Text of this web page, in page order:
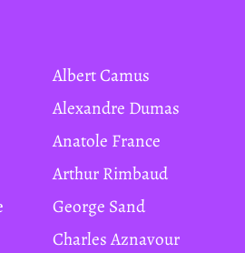
Albert Camus
Alexandre Dumas
Anatole France
Arthur Rimbaud
George Sand
Charles Aznavour